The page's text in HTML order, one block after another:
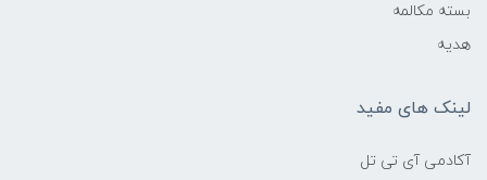
بسته مکالمه
هدیه
لینک های مفید
آکادمی آی تی تل